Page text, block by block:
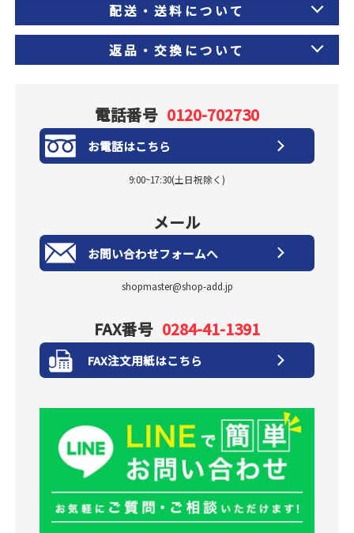
配送・送料について
返品・交換について
電話番号 0120-702730
お電話はこちら
9:00~17:30(土日祝除く)
メール
お問い合わせフォームへ
shopmaster@shop-add.jp
FAX番号 0284-41-1391
FAX注文用紙はこちら